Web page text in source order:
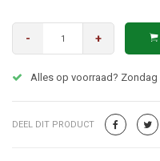
- +
Alles op voorraad?
DEEL DIT PRODUCT